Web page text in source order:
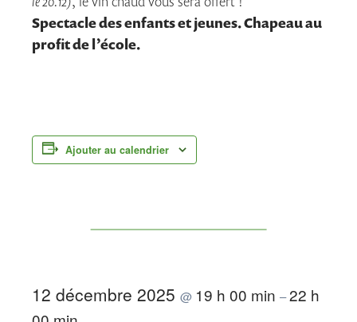
Spectacle des enfants et jeunes. Chapeau au
profit de l’école.
Ajouter au calendrier
12 décembre 2025 @ 19 h 00 min –22 h